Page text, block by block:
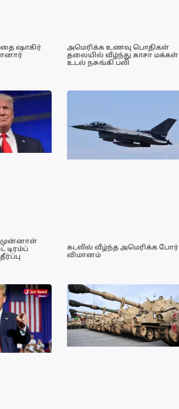
ஷாகிர்
அமெரிக்க உணவு பொதிகள்
தலையில் வீழ்ந்து காசா மக்கள்
உடல் நசுங்கி பலி
முன்னாள்
டிரம்ப்
கடலில் வீழ்ந்த அமெரிக்க போர்
விமானம்